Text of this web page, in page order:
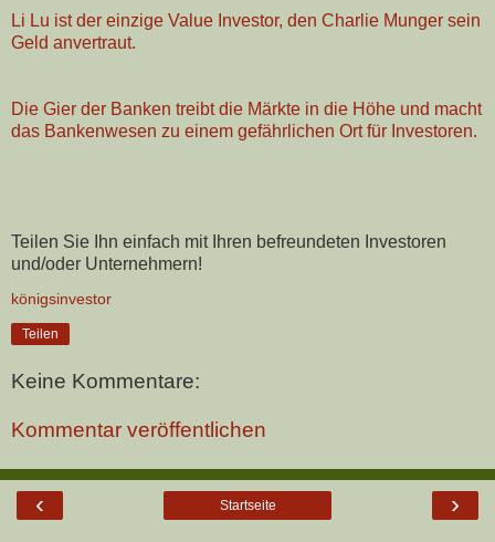
Li Lu ist der einzige Value Investor, den Charlie Munger sein
Geld anvertraut.
Die Gier der Banken treibt die Märkte in die Höhe und macht
das Bankenwesen zu einem gefährlichen Ort für Investoren.
Teilen Sie Ihn einfach mit Ihren befreundeten Investoren
und/oder Unternehmern!
königsinvestor
Teilen
Keine Kommentare:
Kommentar veröffentlichen
‹ ›
Startseite